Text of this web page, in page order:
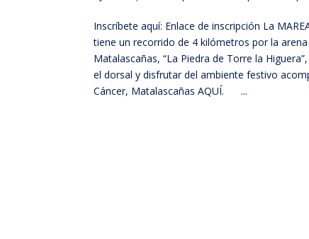
Inscríbete aquí: Enlace de inscripción La
tiene un recorrido de 4 kilómetros por la
Matalascañas, “La Piedra de Torre la
el dorsal y disfrutar del ambiente festivo
Cáncer, Matalascañas AQUÍ. ...